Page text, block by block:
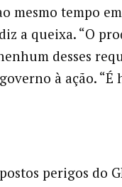
mesmo tempo
a queixa. “O
desses
à ação. “É
perigos do